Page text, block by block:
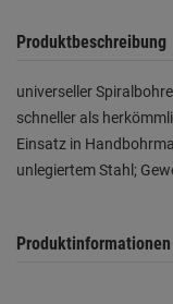
Produktbeschreibung
universeller
schneller als
Einsatz in
unlegiertem Stahl;
Produktinformationen